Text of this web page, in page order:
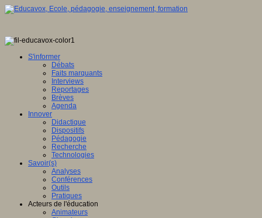
S'informer
Débats
Faits marquants
Interviews
Reportages
Brèves
Agenda
Innover
Didactique
Dispositifs
Pédagogie
Recherche
Technologies
Savoir(s)
Analyses
Conférences
Outils
Pratiques
Acteurs de l'éducation
Animateurs